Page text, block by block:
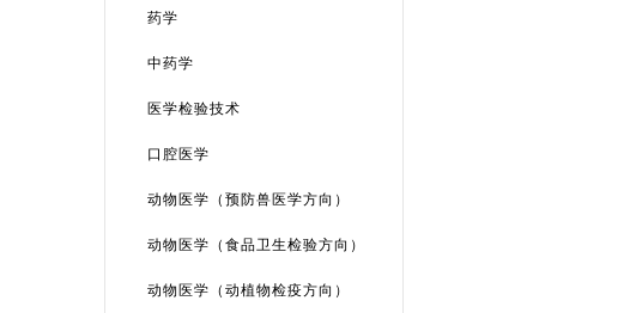
药学
中药学
医学检验技术
口腔医学
动物医学（预防兽医学方向）
动物医学（食品卫生检验方向）
动物医学（动植物检疫方向）